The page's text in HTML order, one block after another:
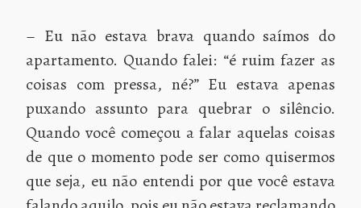
– Eu não estava brava quando saímos do
apartamento. Quando falei: “é ruim fazer as
coisas com pressa, né?” Eu estava apenas
puxando assunto para quebrar o silêncio.
Quando você começou a falar aquelas coisas
de que o momento pode ser como quisermos
que seja, eu não entendi por que você estava